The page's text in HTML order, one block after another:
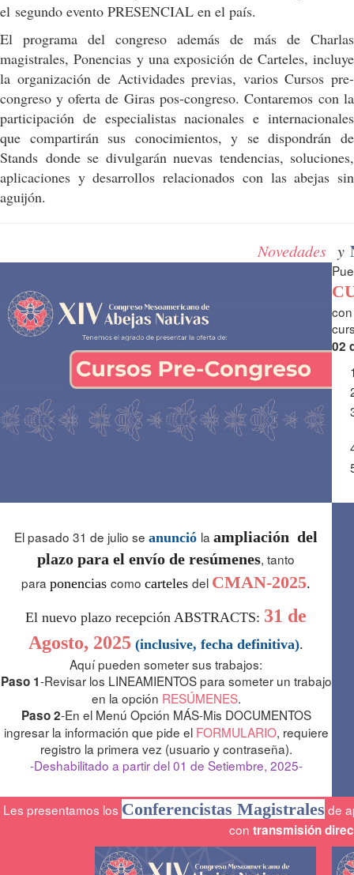
el segundo evento PRESENCIAL en el país.
El programa del congreso además de más de Charlas
magistrales, Ponencias y una exposición de Carteles, incluye
la organización de Actividades previas, varios Cursos pre-
congreso y oferta de Giras pos-congreso. Contaremos con la
participación de especialistas nacionales e internacionales
que compartirán sus conocimientos, y se dispondrán de
Stands donde se divulgarán nuevas tendencias, soluciones,
aplicaciones y desarrollos relacionados con las abejas sin
aguijón.
Novedades y
02
El pasado 31 de julio se anunció la ampliación del
plazo para el envío de resúmenes, tanto
para ponencias como carteles del CMAN-2025.
El nuevo plazo recepción ABSTRACTS: 31 de
Agosto, 2025 (inclusive, fecha definitiva).
Aquí pueden someter sus trabajos:
Paso 1-Revisar los LINEAMIENTOS para someter un trabajo
en la opción RESÚMENES.
Paso 2-En el Menú Opción MÁS-Mis DOCUMENTOS
ingresar la información que pide el FORMULARIO, requiere
registro la primera vez (usuario y contraseña).
-Deshabilitado a partir del 01 de Setiembre, 2025-
Les presentamos los Conferencistas Magistrales de
con transmisión